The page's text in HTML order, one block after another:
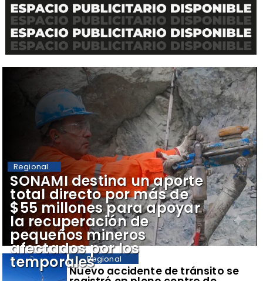
​Nuevo accidente de tránsito se
Regional
​SONAMI destina un aporte
total directo por más de
$55 millones para apoyar
la recuperación de
pequeños mineros
afectados por los
temporales
Regional